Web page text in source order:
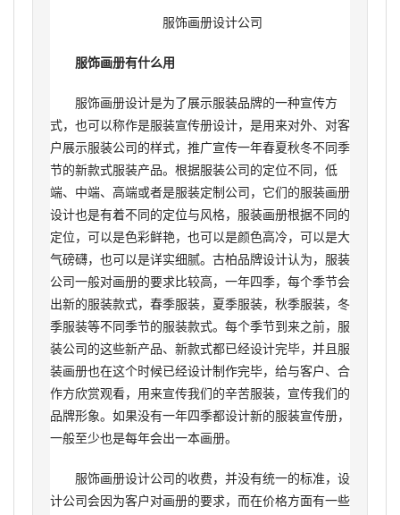
服饰画册设计公司
服饰画册有什么用
服饰画册设计是为了展示服装品牌的一种宣传方
式，也可以称作是服装宣传册设计，是用来对外、对客
户展示服装公司的样式，推广宣传一年春夏秋冬不同季
节的新款式服装产品。根据服装公司的定位不同，低
端、中端、高端或者是服装定制公司，它们的服装画册
设计也是有着不同的定位与风格，服装画册根据不同的
定位，可以是色彩鲜艳，也可以是颜色高冷，可以是大
气磅礴，也可以是详实细腻。古柏品牌设计认为，服装
公司一般对画册的要求比较高，一年四季，每个季节会
出新的服装款式，春季服装，夏季服装，秋季服装，冬
季服装等不同季节的服装款式。每个季节到来之前，服
装公司的这些新产品、新款式都已经设计完毕，并且服
装画册也在这个时候已经设计制作完毕，给与客户、合
作方欣赏观看，用来宣传我们的辛苦服装，宣传我们的
品牌形象。如果没有一年四季都设计新的服装宣传册，
一般至少也是每年会出一本画册。
服饰画册设计公司的收费，并没有统一的标准，设
计公司会因为客户对画册的要求，而在价格方面有一些